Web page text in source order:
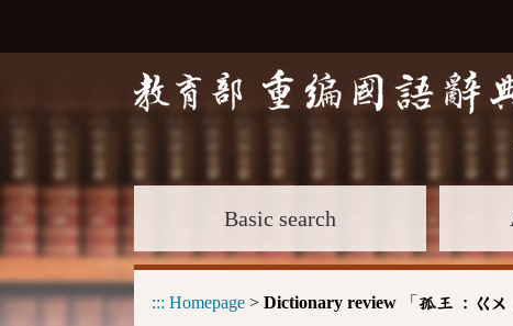
Basic search
::: Homepage > Dictionary review 「 孤王 : ㄍㄨ